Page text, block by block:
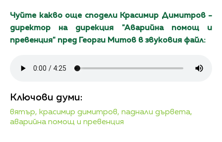
Чуйте какво още сподели Красимир Димитров -
директор на дирекция "Аварийна помощ и
превенция" пред Георги Митов в звуковия файл:
Ключови думи:
вятър, красимир димитров, паднали дървета,
аварийна помощ и превенция